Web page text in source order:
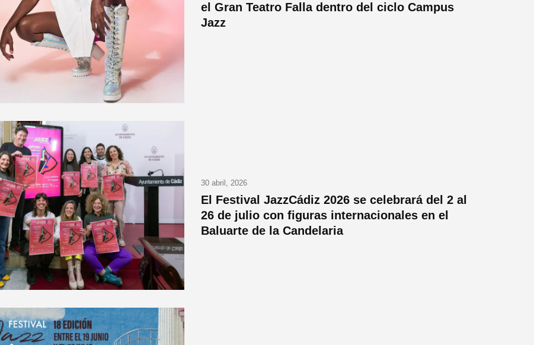
el Gran Teatro Falla dentro del ciclo Campus
Jazz
30 abril, 2026
El Festival JazzCádiz 2026 se celebrará del 2 al
26 de julio con figuras internacionales en el
Baluarte de la Candelaria